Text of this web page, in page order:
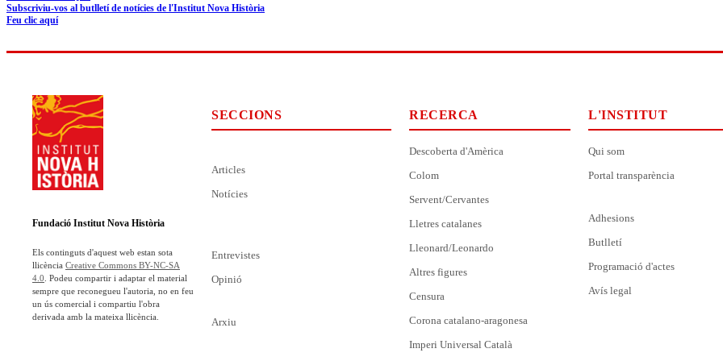
Subscriviu-vos al butlletí de notícies de l'Institut Nova Història
Feu clic aquí
Fundació Institut Nova Història
Els continguts d'aquest web estan sota
llicència Creative Commons BY-NC-SA
4.0 . Podeu compartir i adaptar el material
sempre que reconegueu l'autoria, no en feu
un ús comercial i compartiu l'obra
derivada amb la mateixa llicència.
SECCIONS
Articles
Notícies
Entrevistes
Opinió
Arxiu
RECERCA
Descoberta d'Amèrica
Colom
Servent/Cervantes
Lletres catalanes
Lleonard/Leonardo
Altres figures
Censura
Corona catalano-aragonesa
Imperi Universal Català
L'INSTITUT
Qui som
Portal transparència
Adhesions
Butlletí
Programació d'actes
Avís legal